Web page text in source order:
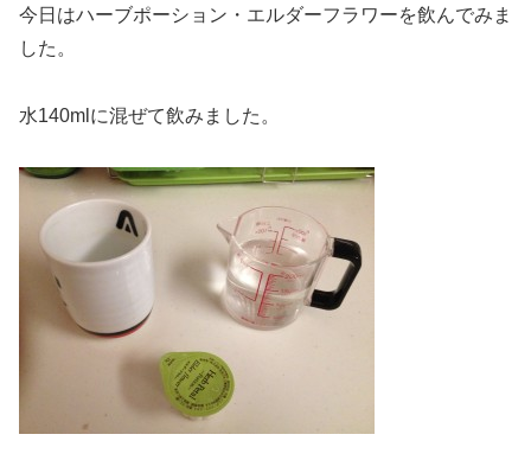
今日はハーブポーション・エルダーフラワーを飲んでみま
した。
水140mlに混ぜて飲みました。